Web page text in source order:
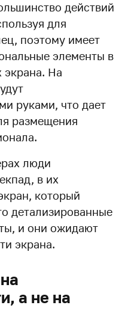
действий
для
поэтому имеет
элементы в
экрана. На
руками, что дает
размещения
люди
в их
который
детализированные
и они ожидают
экрана.
а не на